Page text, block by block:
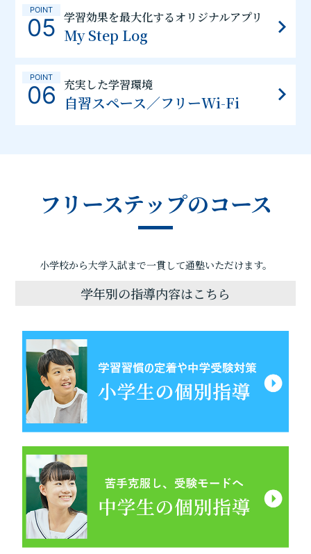
POINT
05 学習効果を最大化するオリジナルアプリ
My Step Log
POINT
06 充実した学習環境
自習スペース／フリーWi-Fi
フリーステップのコース
小学校から大学入試まで一貫して通塾いただけます。
学年別の指導内容はこちら